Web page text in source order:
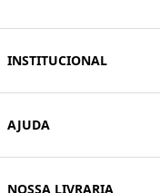
INSTITUCIONAL
AJUDA
NOSSA LIVRARIA